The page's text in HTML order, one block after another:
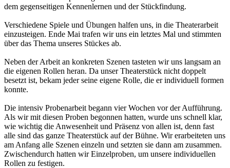
dem gegenseitigen Kennenlernen und der Stückfindung.
Verschiedene Spiele und Übungen halfen uns, in die Theaterarbeit
einzusteigen. Ende Mai trafen wir uns ein letztes Mal und stimmten
über das Thema unseres Stückes ab.
Neben der Arbeit an konkreten Szenen tasteten wir uns langsam an
die eigenen Rollen heran. Da unser Theaterstück nicht doppelt
besetzt ist, bekam jeder seine eigene Rolle, die er individuell formen
konnte.
Die intensiv Probenarbeit begann vier Wochen vor der Aufführung.
Als wir mit diesen Proben begonnen hatten, wurde uns schnell klar,
wie wichtig die Anwesenheit und Präsenz von allen ist, denn fast
alle sind das ganze Theaterstück auf der Bühne. Wir erarbeiteten uns
am Anfang alle Szenen einzeln und setzten sie dann am zusammen.
Zwischendurch hatten wir Einzelproben, um unsere individuellen
Rollen zu festigen.